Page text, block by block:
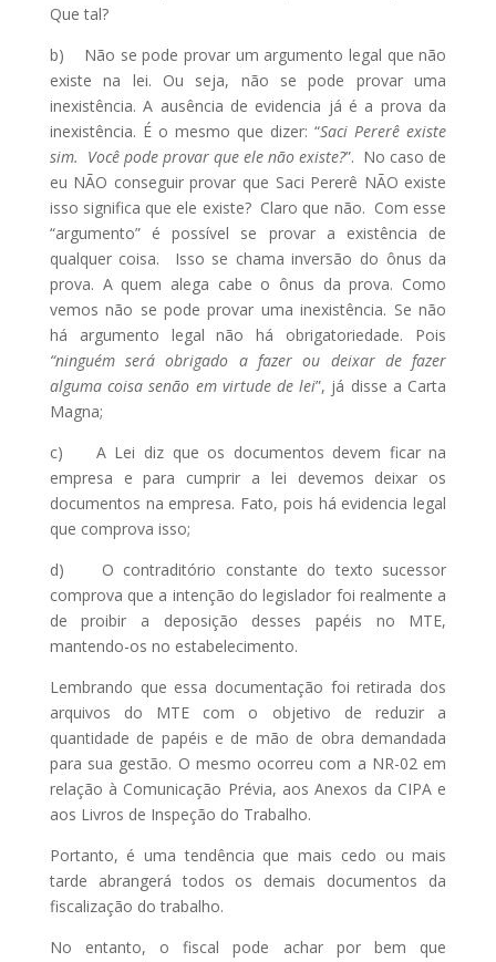
Que tal?
b) Não se pode provar um argumento legal que não
existe na lei. Ou seja, não se pode provar uma
inexistência. A ausência de evidencia já é a prova da
inexistência. É o mesmo que dizer: “Saci Pererê existe
sim. Você pode provar que ele não existe?”. No caso de
eu NÃO conseguir provar que Saci Pererê NÃO existe
isso significa que ele existe? Claro que não. Com esse
“argumento” é possível se provar a existência de
qualquer coisa. Isso se chama inversão do ônus da
prova. A quem alega cabe o ônus da prova. Como
vemos não se pode provar uma inexistência. Se não
há argumento legal não há obrigatoriedade. Pois
“ninguém será obrigado a fazer ou deixar de fazer
alguma coisa senão em virtude de lei”, já disse a Carta
Magna;
c) A Lei diz que os documentos devem ficar na
empresa e para cumprir a lei devemos deixar os
documentos na empresa. Fato, pois há evidencia legal
que comprova isso;
d) O contraditório constante do texto sucessor
comprova que a intenção do legislador foi realmente a
de proibir a deposição desses papéis no MTE,
mantendo-os no estabelecimento.
Lembrando que essa documentação foi retirada dos
arquivos do MTE com o objetivo de reduzir a
quantidade de papéis e de mão de obra demandada
para sua gestão. O mesmo ocorreu com a NR-02 em
relação à Comunicação Prévia, aos Anexos da CIPA e
aos Livros de Inspeção do Trabalho.
Portanto, é uma tendência que mais cedo ou mais
tarde abrangerá todos os demais documentos da
fiscalização do trabalho.
No entanto, o fiscal pode achar por bem que